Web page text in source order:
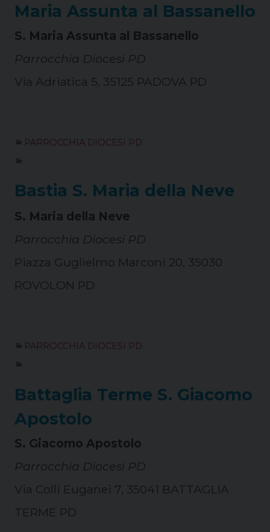
Maria Assunta al Bassanello
S. Maria Assunta al Bassanello
Parrocchia Diocesi PD
Via Adriatica 5, 35125 PADOVA PD
PARROCCHIA DIOCESI PD
Bastia S. Maria della Neve
S. Maria della Neve
Parrocchia Diocesi PD
Piazza Guglielmo Marconi 20, 35030
ROVOLON PD
PARROCCHIA DIOCESI PD
Battaglia Terme S. Giacomo
Apostolo
S. Giacomo Apostolo
Parrocchia Diocesi PD
Via Colli Euganei 7, 35041 BATTAGLIA
TERME PD